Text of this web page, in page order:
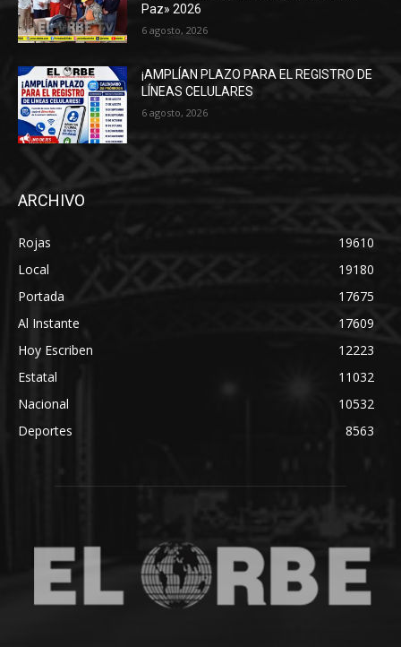
Paz» 2026
6 agosto, 2026
¡AMPLÍAN PLAZO PARA EL REGISTRO DE
LÍNEAS CELULARES
6 agosto, 2026
ARCHIVO
Rojas
19610
Local
19180
Portada
17675
Al Instante
17609
Hoy Escriben
12223
Estatal
11032
Nacional
10532
Deportes
8563